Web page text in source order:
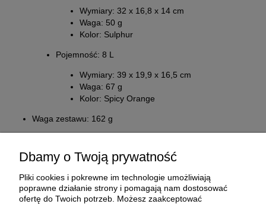
Wymiary: 32 x 16,8 x 14 cm
Waga: 50 g
Kolor: Sulphur
Pojemność: 8 L
Wymiary: 39 x 19,9 x 16,5 cm
Waga: 67 g
Kolor: Spicy Orange
Waga zestawu: 162 g
Dbamy o Twoją prywatność
Pliki cookies i pokrewne im technologie umożliwiają
poprawne działanie strony i pomagają nam dostosować
ofertę do Twoich potrzeb. Możesz zaakceptować